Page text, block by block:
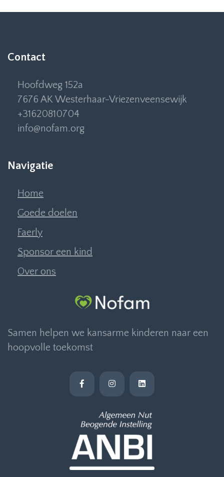
Contact
Hoofdweg 152a
7676 AK Westerhaar-Vriezenveensewijk
+31620810704
info@nofam.org
Navigatie
Home
Goede doelen
Faerly
Sponsor een kind
Over ons
Samen helpen we kansarme kinderen naar een
hoopvolle toekomst